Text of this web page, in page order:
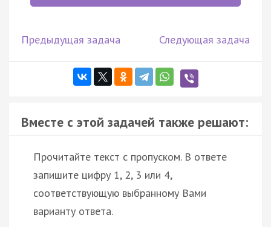
Предыдущая задача Следующая задача
Вместе с этой задачей также решают:
Прочитайте текст с пропуском. В ответе
запишите цифру 1, 2, 3 или 4,
соответствующую выбранному Вами
варианту ответа.